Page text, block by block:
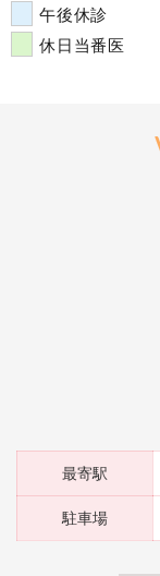
午後休診
休日当番医
最寄駅
駐車場